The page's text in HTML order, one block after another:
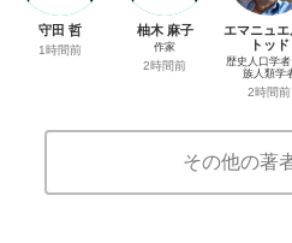
守田 哲
1時間前
柚木 麻子
作家
2時間前
エマニュエ
トッド
歴史人口学
族人類学
2時間前
その他の著